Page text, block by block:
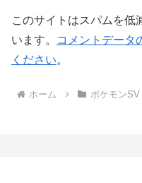
このサイトはスパムを低
います。
コメントデータ
ください。
ホーム ポケモンSV